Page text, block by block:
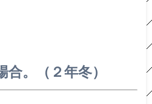
。（２年冬）